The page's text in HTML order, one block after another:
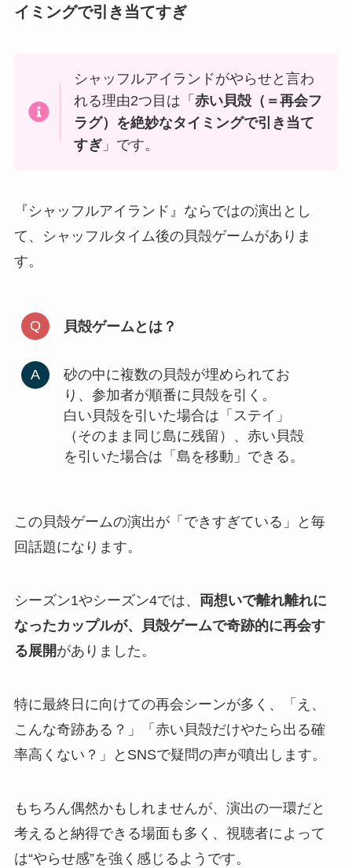
イミングで引き当てすぎ
シャッフルアイランドがやらせと言わ
れる理由2つ目は「赤い貝殻（＝再会フ
ラグ）を絶妙なタイミングで引き当て
すぎ 」です。
『シャッフルアイランド』ならではの演出とし
て、シャッフルタイム後の貝殻ゲームがありま
す。
貝殻ゲームとは？
砂の中に複数の貝殻が埋められてお
り、参加者が順番に貝殻を引く。
白い貝殻を引いた場合は「ステイ」
（そのまま同じ島に残留）、赤い貝殻
を引いた場合は「島を移動」できる。
この貝殻ゲームの演出が「できすぎている」と毎
回話題になります。
シーズン1やシーズン4では、 両想いで離れ離れに
なったカップルが、貝殻ゲームで奇跡的に再会す
る展開がありました。
特に最終日に向けての再会シーンが多く、「え、
こんな奇跡ある？」「赤い貝殻だけやたら出る確
率高くない？」とSNSで疑問の声が噴出します。
もちろん偶然かもしれませんが、演出の一環だと
考えると納得できる場面も多く、視聴者によって
は“やらせ感”を強く感じるようです。